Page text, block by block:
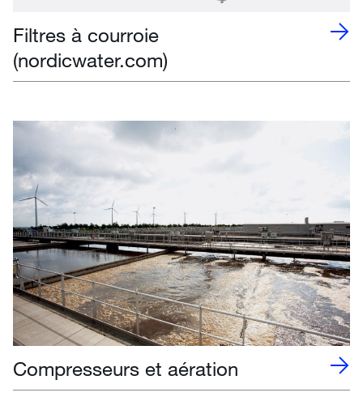
Filtres à courroie
(nordicwater.com)
Compresseurs et aération